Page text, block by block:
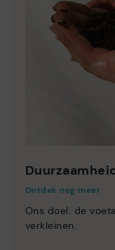
Ontdek nog meer
Ons doel: de
verkleinen.